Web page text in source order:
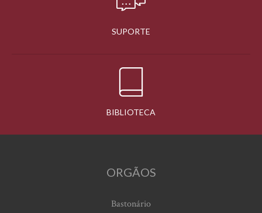
SUPORTE
BIBLIOTECA
ORGÃOS
Bastonário